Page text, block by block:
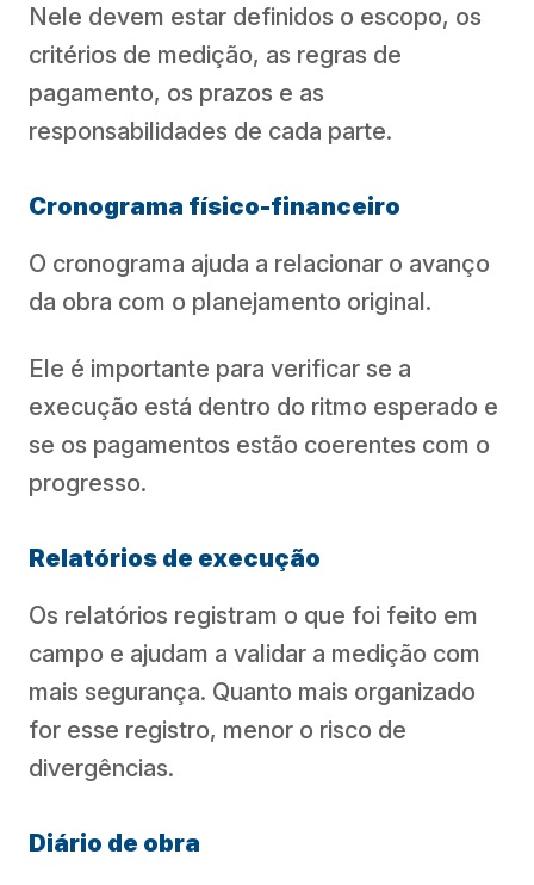
Nele devem estar definidos o escopo, os
critérios de medição, as regras de
pagamento, os prazos e as
responsabilidades de cada parte.
Cronograma físico-financeiro
O cronograma ajuda a relacionar o avanço
da obra com o planejamento original.
Ele é importante para verificar se a
execução está dentro do ritmo esperado e
se os pagamentos estão coerentes com o
progresso.
Relatórios de execução
Os relatórios registram o que foi feito em
campo e ajudam a validar a medição com
mais segurança. Quanto mais organizado
for esse registro, menor o risco de
divergências.
Diário de obra